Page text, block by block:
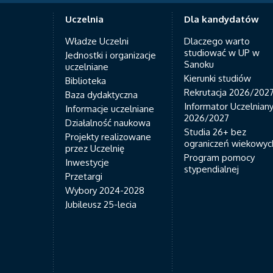
Uczelnia
Władze Uczelni
Jednostki i organizacje
uczelniane
Biblioteka
Baza dydaktyczna
Informacje uczelniane
Działalność naukowa
Projekty realizowane
przez Uczelnię
Inwestycje
Przetargi
Wybory 2024-2028
Jubileusz 25-lecia
Dla kandydatów
Dlaczego warto
studiować w UP w
Sanoku
Kierunki studiów
Rekrutacja 2026/2027
Informator Uczelniany
2026/2027
Studia 26+ bez
ograniczeń
Program pomocy
stypendialnej